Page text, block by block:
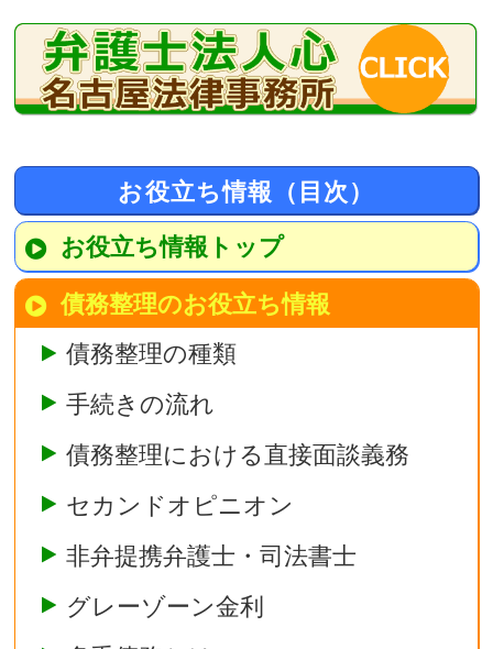
お役立ち情報（目次）
お役立ち情報トップ
債務整理のお役立ち情報
債務整理の種類
手続きの流れ
債務整理における直接面談義務
セカンドオピニオン
非弁提携弁護士・司法書士
グレーゾーン金利